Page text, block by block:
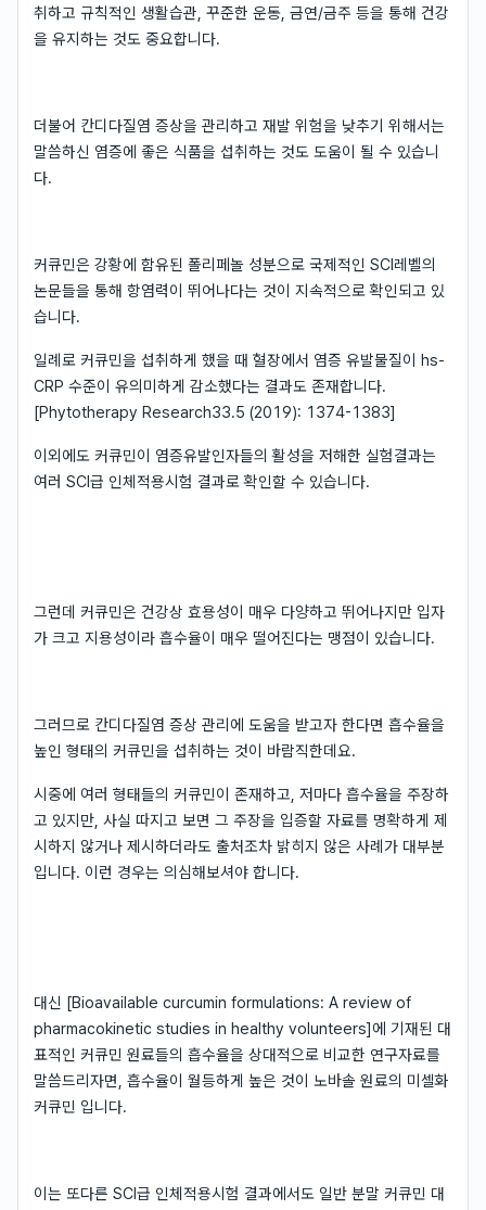
취하고 규칙적인 생활습관, 꾸준한 운동, 금연/금주 등을 통해 건강
을 유지하는 것도 중요합니다.
더불어 칸디다질염 증상을 관리하고 재발 위험을 낮추기 위해서는
말씀하신 염증에 좋은 식품을 섭취하는 것도 도움이 될 수 있습니
다.
커큐민은 강황에 함유된 폴리페놀 성분으로 국제적인 SCI레벨의
논문들을 통해 항염력이 뛰어나다는 것이 지속적으로 확인되고 있
습니다.
일례로 커큐민을 섭취하게 했을 때 혈장에서 염증 유발물질이 hs-
CRP 수준이 유의미하게 감소했다는 결과도 존재합니다.
[Phytotherapy Research33.5 (2019): 1374-1383]
이외에도 커큐민이 염증유발인자들의 활성을 저해한 실험결과는
여러 SCI급 인체적용시험 결과로 확인할 수 있습니다.
그런데 커큐민은 건강상 효용성이 매우 다양하고 뛰어나지만 입자
가 크고 지용성이라 흡수율이 매우 떨어진다는 맹점이 있습니다.
그러므로 칸디다질염 증상 관리에 도움을 받고자 한다면 흡수율을
높인 형태의 커큐민을 섭취하는 것이 바람직한데요.
시중에 여러 형태들의 커큐민이 존재하고, 저마다 흡수율을 주장하
고 있지만, 사실 따지고 보면 그 주장을 입증할 자료를 명확하게 제
시하지 않거나 제시하더라도 출처조차 밝히지 않은 사례가 대부분
입니다. 이런 경우는 의심해보셔야 합니다.
대신 [Bioavailable curcumin formulations: A review of
pharmacokinetic studies in healthy volunteers]에 기재된 대
표적인 커큐민 원료들의 흡수율을 상대적으로 비교한 연구자료를
말씀드리자면, 흡수율이 월등하게 높은 것이 노바솔 원료의 미셀화
커큐민 입니다.
이는 또다른 SCI급 인체적용시험 결과에서도 일반 분말 커큐민 대